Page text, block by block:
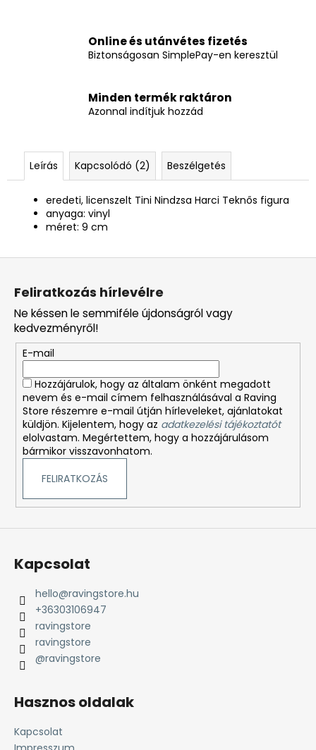
Online és utánvétes fizetés
Biztonságosan SimplePay-en keresztül
Minden termék raktáron
Azonnal indítjuk hozzád
Leírás Kapcsolódó (2) Beszélgetés
eredeti, licenszelt Tini Nindzsa Harci Teknős figura
anyaga: vinyl
méret: 9 cm
Feliratkozás hírlevélre
Ne késsen le semmiféle újdonságról vagy
kedvezményről!
E-mail
Hozzájárulok, hogy az általam önként megadott
nevem és e-mail címem felhasználásával a Raving
Store részemre e-mail útján hírleveleket, ajánlatokat
küldjön. Kijelentem, hogy az adatkezelési tájékoztatót
elolvastam. Megértettem, hogy a hozzájárulásom
bármikor visszavonhatom.
FELIRATKOZÁS
Kapcsolat
hello@ravingstore.hu
+36303106947
ravingstore
ravingstore
@ravingstore
Hasznos oldalak
Kapcsolat